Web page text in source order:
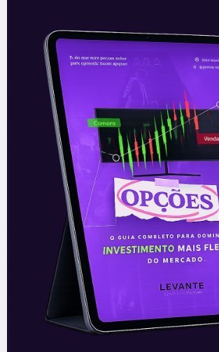
Locaweb adquire
influenciadores digitais
A Locaweb (LWSA3), empresa
de hospedagem de sites,
internet e computação em
comunicou nesta terça-feira
aquisição da Squid Digital
Leia mais
06/10/2021